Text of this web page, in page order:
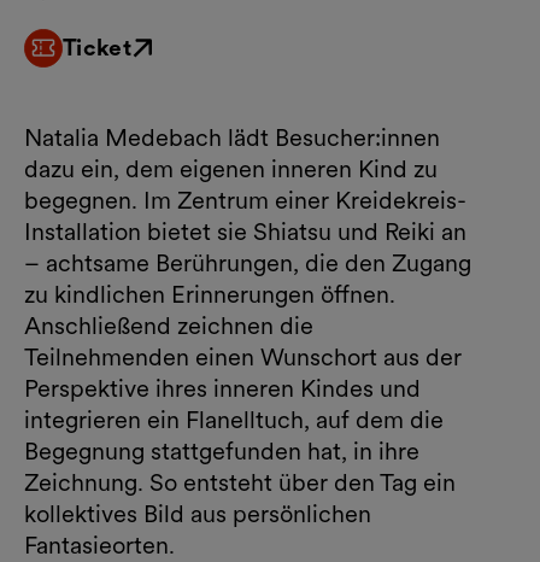
Ticket
External link
Natalia Medebach lädt Besucher:innen
dazu ein, dem eigenen inneren Kind zu
begegnen. Im Zentrum einer Kreidekreis-
Installation bietet sie Shiatsu und Reiki an
– achtsame Berührungen, die den Zugang
zu kindlichen Erinnerungen öffnen.
Anschließend zeichnen die
Teilnehmenden einen Wunschort aus der
Perspektive ihres inneren Kindes und
integrieren ein Flanelltuch, auf dem die
Begegnung stattgefunden hat, in ihre
Zeichnung. So entsteht über den Tag ein
kollektives Bild aus persönlichen
Fantasieorten.